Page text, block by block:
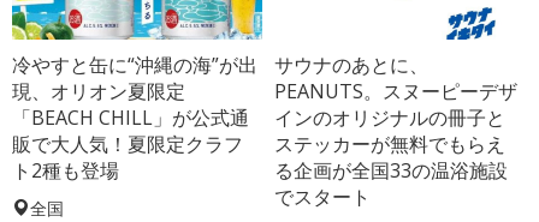
冷やすと缶に“沖縄の海”が出
現、オリオン夏限定
「BEACH CHILL」が公式通
販で大人気！夏限定クラフ
ト2種も登場
全国
サウナのあとに、
PEANUTS。スヌーピーデザ
インのオリジナルの冊子と
ステッカーが無料でもらえ
る企画が全国33の温浴施設
でスタート